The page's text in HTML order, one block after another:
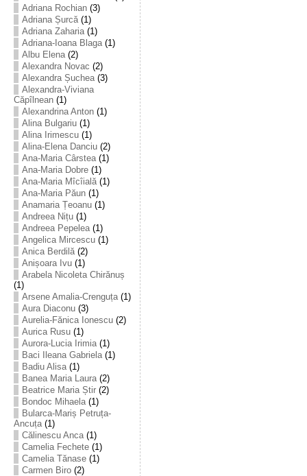
Adriana Rochian(3)
Adriana Șurcă(1)
Adriana Zaharia(1)
Adriana-Ioana Blaga(1)
Albu Elena(2)
Alexandra Novac (2)
Alexandra Șuchea(3)
Alexandra-Viviana
Căpîlnean(1)
Alexandrina Anton(1)
Alina Bulgariu(1)
Alina Irimescu(1)
Alina-Elena Danciu(2)
Ana-Maria Cârstea(1)
Ana-Maria Dobre(1)
Ana-Maria Mîcîială(1)
Ana-Maria Păun(1)
Anamaria Țeoanu(1)
Andreea Nițu(1)
Andreea Pepelea(1)
Angelica Mircescu(1)
Anica Berdilă(2)
Anișoara Ivu(1)
Arabela Nicoleta Chirănuș
(1)
Arsene Amalia-Crenguța(1)
Aura Diaconu(3)
Aurelia-Fănica Ionescu(2)
Aurica Rusu(1)
Aurora-Lucia Irimia(1)
Baci Ileana Gabriela(1)
Badiu Alisa(1)
Banea Maria Laura(2)
Beatrice Maria Știr(2)
Bondoc Mihaela(1)
Bularca-Mariș Petruța-
Ancuța(1)
Călinescu Anca(1)
Camelia Fechete(1)
Camelia Tănase(1)
Carmen Biro(2)